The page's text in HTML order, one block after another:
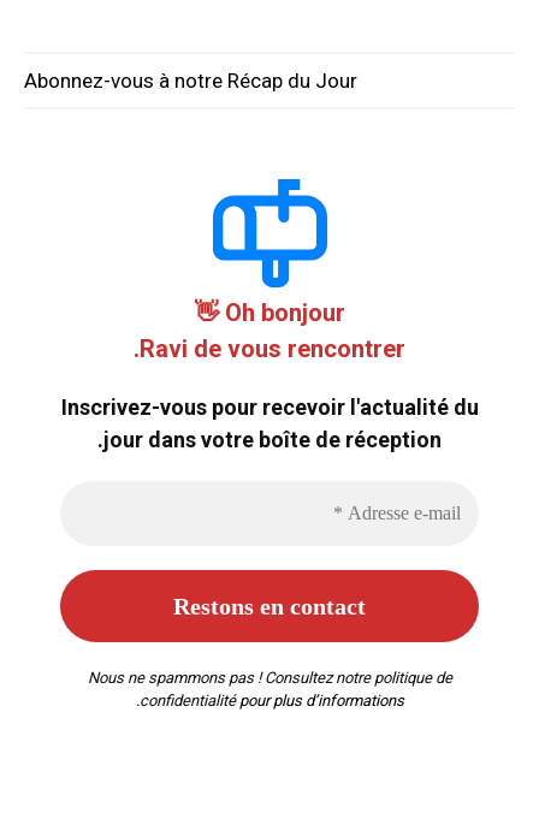
Abonnez-vous à notre Récap du Jour
Oh bonjour 👋
Ravi de vous rencontrer.
Inscrivez-vous pour recevoir l'actualité du
jour dans votre boîte de réception.
Nous ne spammons pas ! Consultez notre politique de
confidentialitépour plus d’informations.